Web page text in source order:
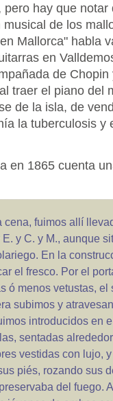
hay que notar
de los
Mallorca" habla
en
de Chopin
traer el piano del
de la isla, de
la tuberculosis y
en 1865 cuenta
fuimos allí
y C. y M., aunque
En la
el fresco. Por el
ó menos vetustas, el
subimos y
introducidos en
sentadas
vestidas con lujo,
piés, rozando sus
del fuego.